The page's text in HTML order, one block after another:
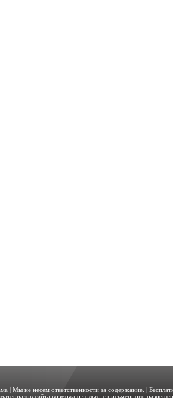
| Мы не несём ответственности за содержание. |
сайта возможно только с письменного